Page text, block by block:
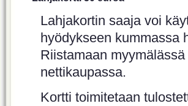
Lahjakortin saaja voi
hyödykseen kummassa
Riistamaan myymälässä
nettikaupassa.
Kortti toimitetaan